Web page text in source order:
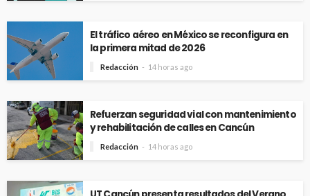
El tráfico aéreo en México se reconfigura en
la primera mitad de 2026
Redacción 14 horas ago
Refuerzan seguridad vial con mantenimiento
y rehabilitación de calles en Cancún
Redacción 14 horas ago